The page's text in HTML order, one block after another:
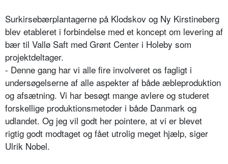
Surkirsebærplantagerne på Klodskov og Ny Kirstineberg
blev etableret i forbindelse med et koncept om levering af
bær til Vallø Saft med Grønt Center i Holeby som
projektdeltager.
- Denne gang har vi alle fire involveret os fagligt i
undersøgelserne af alle aspekter af både æbleproduktion
og afsætning. Vi har besøgt mange avlere og studeret
forskellige produktionsmetoder i både Danmark og
udlandet. Og jeg vil godt her pointere, at vi er blevet
rigtig godt modtaget og fået utrolig meget hjælp, siger
Ulrik Nobel.